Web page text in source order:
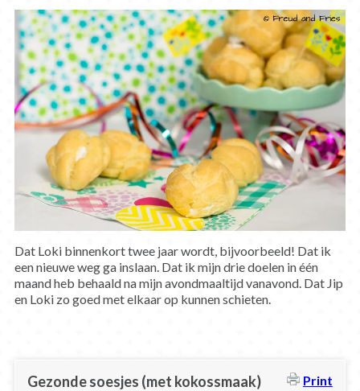
Dat Loki binnenkort twee jaar wordt, bijvoorbeeld! Dat ik
een nieuwe weg ga inslaan. Dat ik mijn drie doelen in één
maand heb behaald na mijn avondmaaltijd vanavond. Dat Jip
en Loki zo goed met elkaar op kunnen schieten.
Gezonde soesjes (met kokossmaak) Print